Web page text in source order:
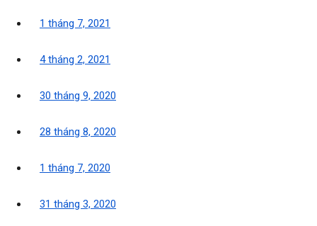
1 tháng 7, 2021
4 tháng 2, 2021
30 tháng 9, 2020
28 tháng 8, 2020
1 tháng 7, 2020
31 tháng 3, 2020